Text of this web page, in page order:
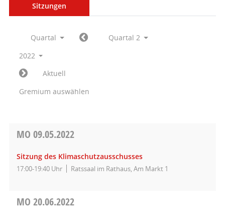
Sitzungen
Quartal
Quartal 2
2022
Aktuell
Gremium auswählen
MO 09.05.2022
Sitzung des Klimaschutzausschusses
17:00-19:40 Uhr Ratssaal im Rathaus, Am Markt 1
MO 20.06.2022